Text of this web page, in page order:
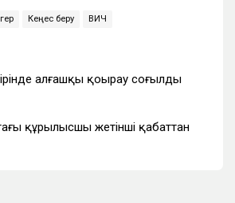
Кеңес беру ВИЧ
алғашқы қоңырау соғылды
құрылысшы жетінші қабаттан